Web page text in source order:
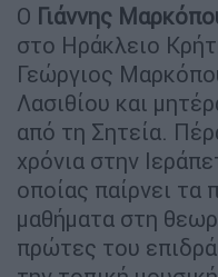
Ο Γιάννης
στο Ηράκλειο
Γεώργιος
Λασιθίου και
από τη Σητεία.
χρόνια στην
οποίας παίρνει
μαθήματα στη
πρώτες του